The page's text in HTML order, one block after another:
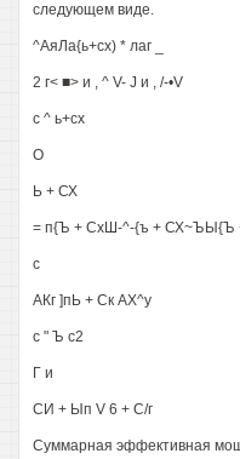
следующем виде.
^АяЛа{ь+сх) * лаг _
2 г< ■> и , ^ V- J и , /-•V
с ^ ь+сх
О
Ь + СХ
= п{Ъ + СхШ-^-{ъ + СХ~ЪЫ{Ъ
с
АКг ]пЬ + Ск АХ^у
с " Ъ с2
Г и
СИ + Ып V 6 + С/г
Суммарная эффективная